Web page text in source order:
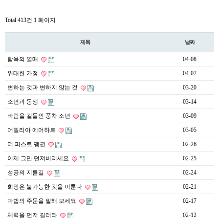
Total 413건 1 페이지
제목 날짜
탐욕의 열매 04-08
위대한 가정 04-07
변하는 것과 변하지 않는 것 03-20
소년과 동생 03-14
바람을 길들인 풍차 소년 03-09
어밀리아 에어하트 03-05
더 퍼스트 펭귄 02-26
이제 그만 던져버리세요 02-25
성공의 지름길 02-24
희망은 불가능한 것을 이룬다 02-21
마법의 주문을 말해 보세요 02-17
체력을 먼저 길러라 02-12